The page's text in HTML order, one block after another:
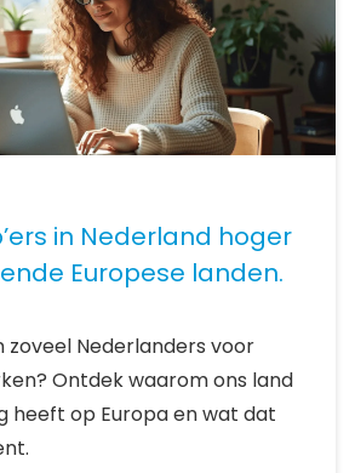
in Nederland hoger
Europese landen.
zoveel Nederlanders voor
Ontdek waarom ons land
heeft op Europa en wat dat